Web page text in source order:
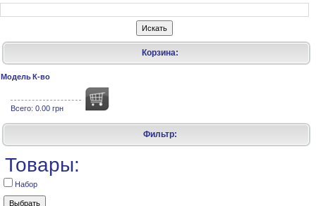
Корзина:
Модель К-во
Всего: 0.00 грн
Фильтр:
Товары:
Набор